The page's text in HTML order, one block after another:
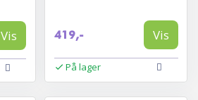
Vis 419,- Vis
På lager